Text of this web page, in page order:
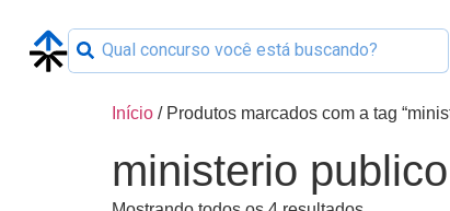
Início / Produtos marcados com a tag
ministerio